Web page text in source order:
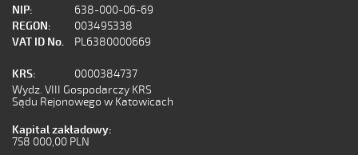
NIP:
638-000-06-69
REGON:
003495338
VAT ID No.
PL6380000669
KRS:
0000384737
Wydz. VIII Gospodarczy KRS
Sądu Rejonowego w Katowicach
Kapital zakładowy:
758 000,00 PLN